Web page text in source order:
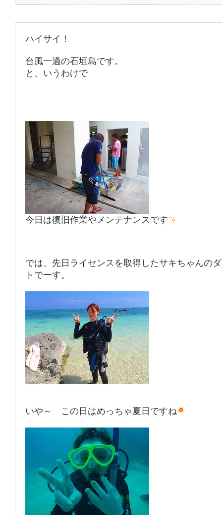
ハイサイ！
台風一過の石垣島です。
と、いうわけで
今日は復旧作業やメンテナンスです
では、先日ライセンスを取得したサキちゃんの
トでーす。
いや～ この日はめっちゃ夏日ですね